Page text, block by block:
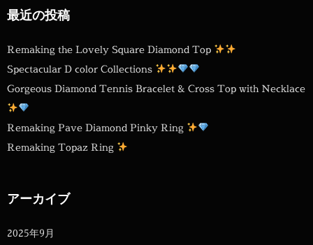
最近の投稿
Remaking the Lovely Square Diamond Top
Spectacular D color Collections
Gorgeous Diamond Tennis Bracelet & Cross Top with Necklace
Remaking Pave Diamond Pinky Ring
Remaking Topaz Ring
アーカイブ
2025年9月